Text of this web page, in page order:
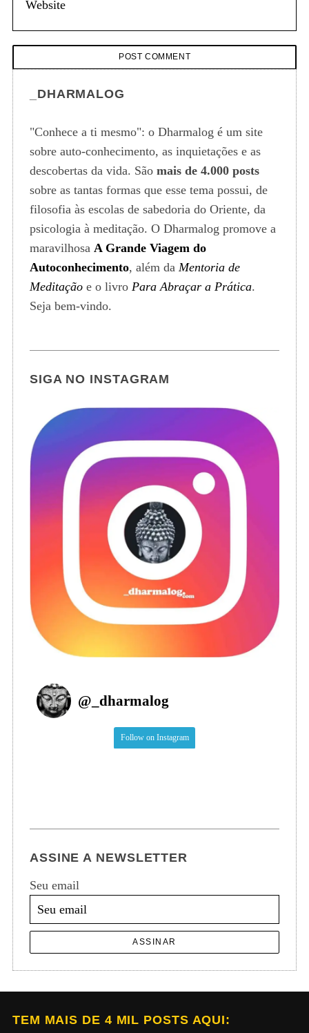
_DHARMALOG
"Conhece a ti mesmo": o Dharmalog é um site
sobre auto-conhecimento, as inquietações e as
descobertas da vida. São mais de 4.000 posts
sobre as tantas formas que esse tema possui, de
filosofia às escolas de sabedoria do Oriente, da
psicologia à meditação. O Dharmalog promove a
maravilhosa A Grande Viagem do
Autoconhecimento, além da Mentoria de
Meditaçãoe o livro Para Abraçar a Prática.
Seja bem-vindo.
SIGA NO INSTAGRAM
@ _dharmalog
Follow on Instagram
ASSINE A NEWSLETTER
Seu email
ASSINAR
TEM MAIS DE 4 MIL POSTS AQUI: